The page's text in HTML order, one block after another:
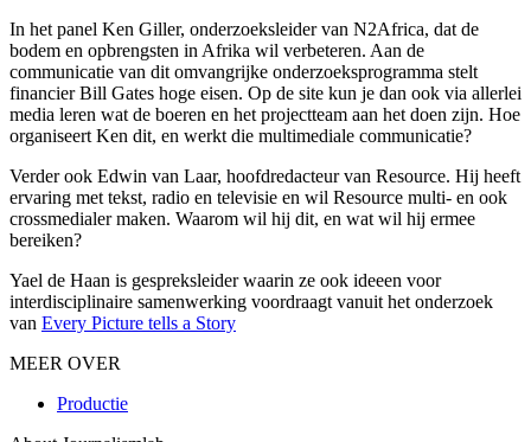
In het panel Ken Giller, onderzoeksleider van N2Africa, dat de
bodem en opbrengsten in Afrika wil verbeteren. Aan de
communicatie van dit omvangrijke onderzoeksprogramma stelt
financier Bill Gates hoge eisen. Op de site kun je dan ook via allerlei
media leren wat de boeren en het projectteam aan het doen zijn. Hoe
organiseert Ken dit, en werkt die multimediale communicatie?
Verder ook Edwin van Laar, hoofdredacteur van Resource. Hij heeft
ervaring met tekst, radio en televisie en wil Resource multi- en ook
crossmedialer maken. Waarom wil hij dit, en wat wil hij ermee
bereiken?
Yael de Haan is gespreksleider waarin ze ook ideeen voor
interdisciplinaire samenwerking voordraagt vanuit het onderzoek
van Every Picture tells a Story
MEER OVER
Productie